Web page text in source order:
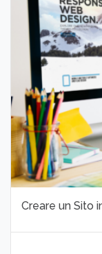
Creare un Sito